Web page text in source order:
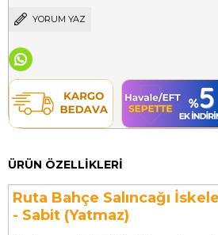
YORUM YAZ
ÜRÜN ÖZELLIKLERI
Ruta Bahçe Salıncağı
- Sabit (Yatmaz)